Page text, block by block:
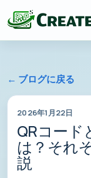
← ブログに戻る
2026年1月22日
QRコード
は？それ
説